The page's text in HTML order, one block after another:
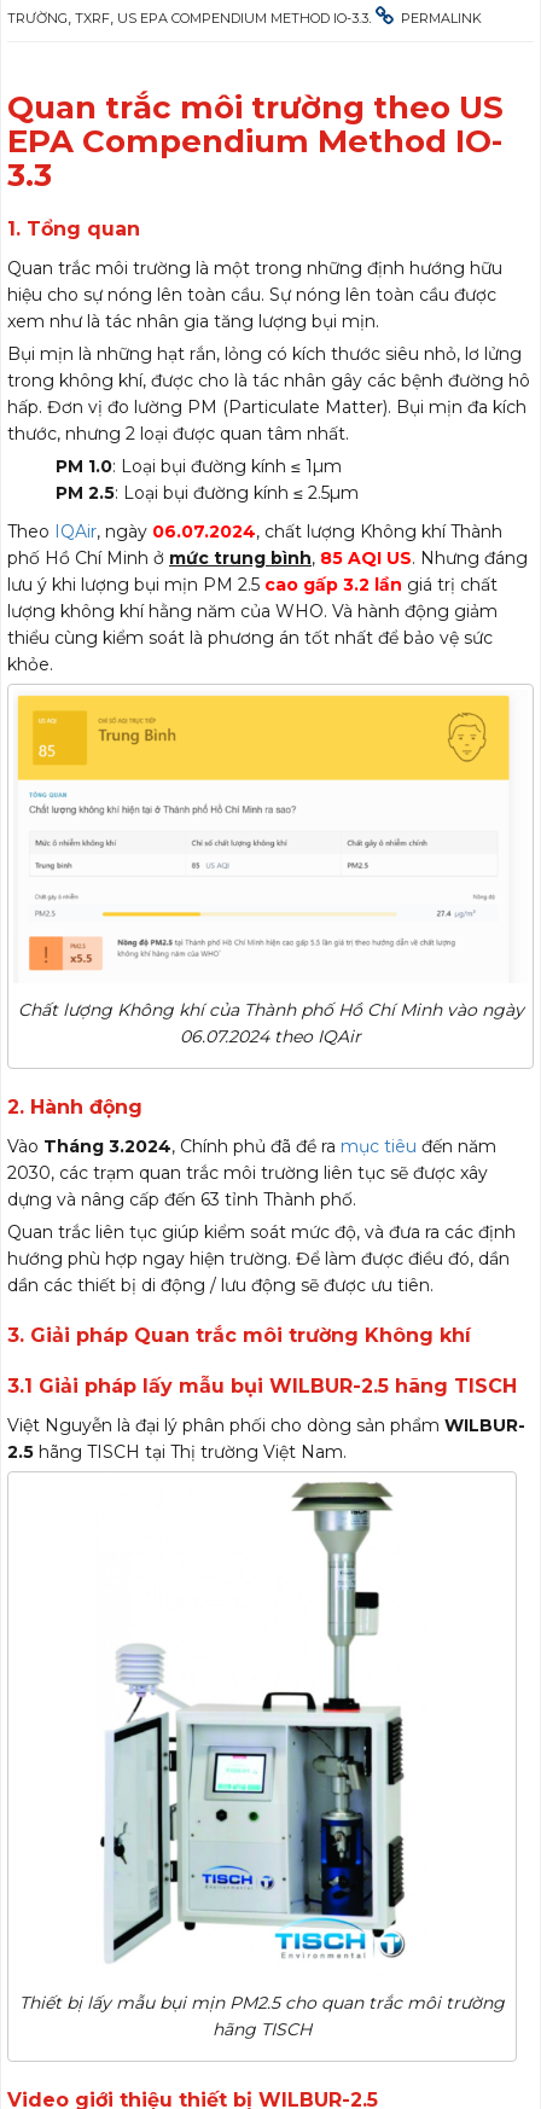
TRƯỜNG TXRF US EPA COMPENDIUM METHOD IO-3.3 PERMALINK
Quan trắc môi trường theo US
EPA Compendium Method IO-
3.3
1. Tổng quan
Quan trắc môi trường là một trong những định hướng hữu
hiệu cho sự nóng lên toàn cầu. Sự nóng lên toàn cầu được
xem như là tác nhân gia tăng lượng bụi mịn.
Bụi mịn là những hạt rắn, lỏng có kích thước siêu nhỏ, lơ lửng
trong không khí, được cho là tác nhân gây các bệnh đường hô
hấp. Đơn vị đo lường PM (Particulate Matter). Bụi mịn đa kích
thước, nhưng 2 loại được quan tâm nhất.
PM 1.0: Loại bụi đường kính ≤ 1µm
PM 2.5: Loại bụi đường kính ≤ 2.5µm
Theo IQAir, ngày 06.07.2024, chất lượng Không khí Thành
phố Hồ Chí Minh ở mức trung bình, 85 AQI US. Nhưng đáng
lưu ý khi lượng bụi mịn PM 2.5 cao gấp 3.2 lần giá trị chất
lượng không khí hằng năm của WHO. Và hành động giảm
thiểu cùng kiểm soát là phương án tốt nhất để bảo vệ sức
khỏe.
Chất lượng Không khí của Thành phố Hồ Chí Minh vào ngày
06.07.2024 theo IQAir
2. Hành động
Vào Tháng 3.2024, Chính phủ đã đề ra mục tiêu đến năm
2030, các trạm quan trắc môi trường liên tục sẽ được xây
dựng và nâng cấp đến 63 tỉnh Thành phố.
Quan trắc liên tục giúp kiểm soát mức độ, và đưa ra các định
hướng phù hợp ngay hiện trường. Để làm được điều đó, dần
dần các thiết bị di động / lưu động sẽ được ưu tiên.
3. Giải pháp Quan trắc môi trường Không khí
3.1 Giải pháp lấy mẫu bụi WILBUR-2.5 hãng TISCH
Việt Nguyễn là đại lý phân phối cho dòng sản phẩm WILBUR-
2.5 hãng TISCH tại Thị trường Việt Nam.
Thiết bị lấy mẫu bụi mịn PM2.5 cho quan trắc môi trường
hãng TISCH
Video giới thiệu thiết bị WILBUR-2.5